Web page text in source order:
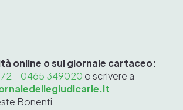
online o sul giornale cartaceo:
– 0465 349020 o scrivere a
Bonenti